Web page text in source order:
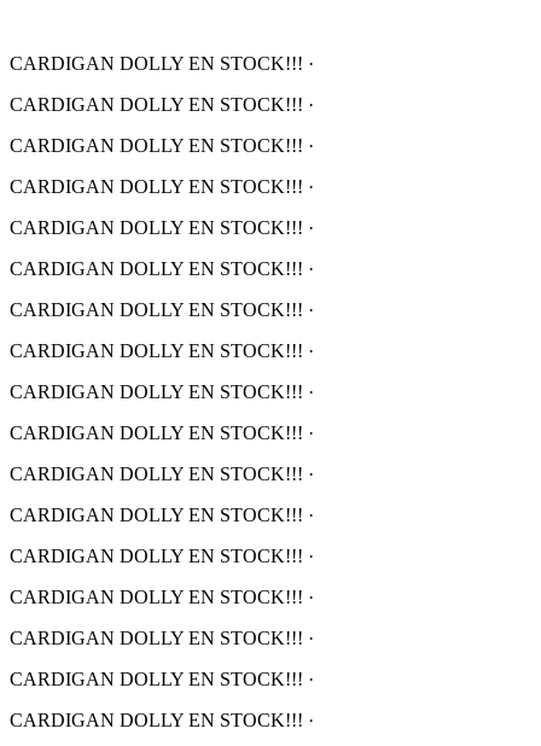
CARDIGAN DOLLY EN STOCK!!! ·
CARDIGAN DOLLY EN STOCK!!! ·
CARDIGAN DOLLY EN STOCK!!! ·
CARDIGAN DOLLY EN STOCK!!! ·
CARDIGAN DOLLY EN STOCK!!! ·
CARDIGAN DOLLY EN STOCK!!! ·
CARDIGAN DOLLY EN STOCK!!! ·
CARDIGAN DOLLY EN STOCK!!! ·
CARDIGAN DOLLY EN STOCK!!! ·
CARDIGAN DOLLY EN STOCK!!! ·
CARDIGAN DOLLY EN STOCK!!! ·
CARDIGAN DOLLY EN STOCK!!! ·
CARDIGAN DOLLY EN STOCK!!! ·
CARDIGAN DOLLY EN STOCK!!! ·
CARDIGAN DOLLY EN STOCK!!! ·
CARDIGAN DOLLY EN STOCK!!! ·
CARDIGAN DOLLY EN STOCK!!! ·